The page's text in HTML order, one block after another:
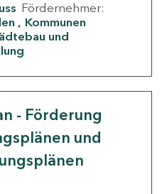
Fördernehmer:
Kommunen
und
- Förderung
und